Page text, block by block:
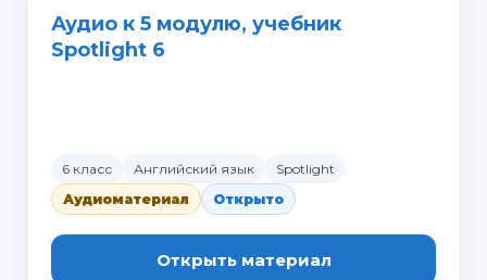
Аудио к 5 модулю, учебник
Spotlight 6
6 класс Английский язык
Spotlight
Аудиоматериал
Открыто
Открыть материал